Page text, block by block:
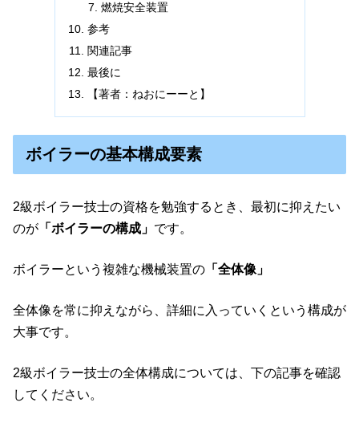
燃焼安全装置
参考
関連記事
最後に
【著者：ねおにーーと】
ボイラーの基本構成要素
2級ボイラー技士の資格を勉強するとき、最初に抑えたい
のが 「ボイラーの構成」 です。
ボイラーという複雑な機械装置の 「全体像」
全体像を常に抑えながら、詳細に入っていくという構成が
大事です。
2級ボイラー技士の全体構成については、下の記事を確認
してください。